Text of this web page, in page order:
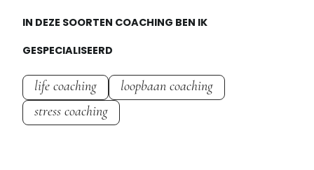
IN DEZE SOORTEN COACHING BEN IK
GESPECIALISEERD
life coaching
loopbaan coaching
stress coaching